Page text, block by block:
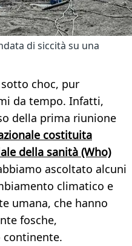
di siccità su una
choc, pur
da tempo. Infatti,
della prima riunione
costituita
della sanità (Who)
ascoltato alcuni
climatico e
umana, che hanno
fosche,
continente.